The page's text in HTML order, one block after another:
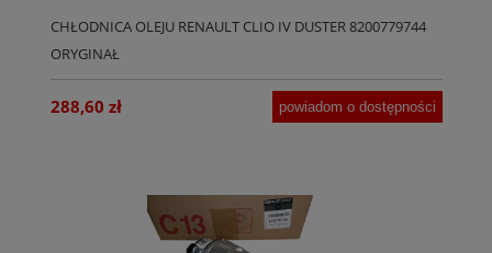
CHŁODNICA OLEJU RENAULT CLIO IV DUSTER 8200779744
ORYGINAŁ
288,60 zł powiadom o dostępności